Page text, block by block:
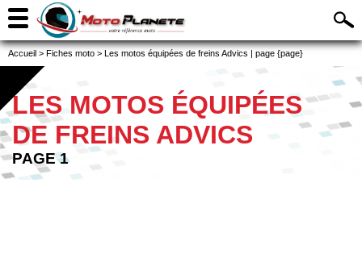
Accueil > Fiches moto > Les motos équipées de freins Advics | page {page}
LES MOTOS ÉQUIPÉES
DE FREINS ADVICS
PAGE 1